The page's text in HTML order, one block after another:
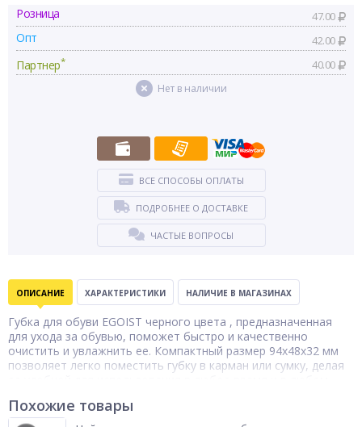
Розница 47.00
Опт 42.00
Партнер* 40.00
Нет в наличии
ВСЕ СПОСОБЫ ОПЛАТЫ
ПОДРОБНЕЕ О ДОСТАВКЕ
ЧАСТЫЕ ВОПРОСЫ
ОПИСАНИЕ ХАРАКТЕРИСТИКИ НАЛИЧИЕ В МАГАЗИНАХ
Губка для обуви EGOIST черного цвета , предназначенная
для ухода за обувью, поможет быстро и качественно
очистить и увлажнить ее. Компактный размер 94x48x32 мм
позволяет легко поместить губку в карман или сумку, делая
материалы обеспечивают равномерное и продолжительное
увлажнение кожи, предотвращают ее высыхание и появление
Похожие товары